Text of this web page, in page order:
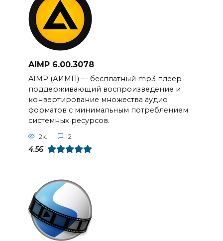
AIMP 6.00.3078
AIMP (АИМП) — бесплатный mp3 плеер
поддерживающий воспроизведение и
конвертирование множества аудио
форматов с минимальным потреблением
системных ресурсов.
2к. 2
4.56